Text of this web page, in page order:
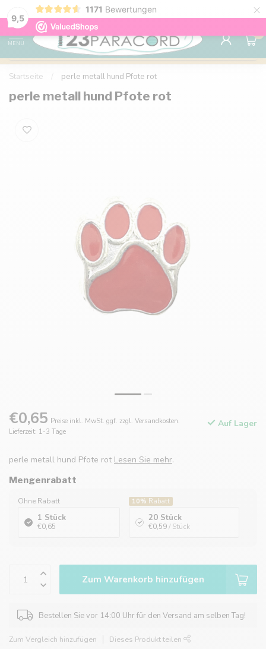
9,5
1171 Bewertungen ×
Kostenlose Lieferung nach Hause ab 150 €
MENU
0
Startseite perle metall hund Pfote rot
perle metall hund Pfote rot
€0,65 Preise inkl. MwSt. ggf. zzgl. Versandkosten.
Lieferzeit: 1-3 Tage
Auf Lager
perle metall hund Pfote rot Lesen Sie mehr.
Mengenrabatt
Ohne Rabatt
1 Stück
€0,65
10% Rabatt
20 Stück
€0,59/ Stück
Zum Warenkorb hinzufügen
Bestellen Sie vor 14:00 Uhr für den Versand am selben Tag!
Zum Vergleich hinzufügen Dieses Produkt teilen